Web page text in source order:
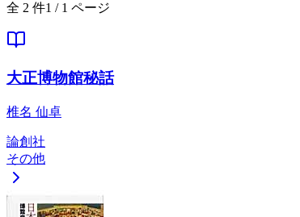
全 2 件1 / 1 ページ
大正博物館秘話
椎名 仙卓
論創社
その他